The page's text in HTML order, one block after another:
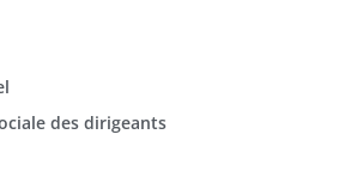
des dirigeants